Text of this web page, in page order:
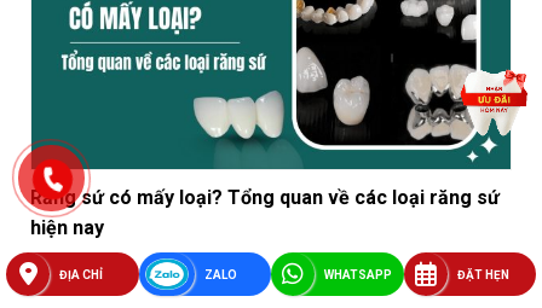
Răng sứ có mấy loại? Tổng quan về các loại răng sứ
hiện nay
ĐỊA CHỈ ZALO WHATSAPP ĐẶT HẸN